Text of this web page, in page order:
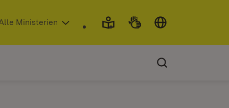
neuem Fenster)
Ministerien